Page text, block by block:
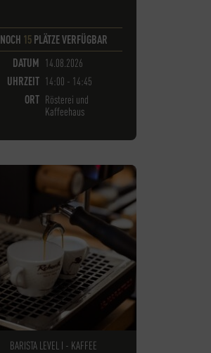
NOCH 15PLÄTZE VERFÜGBAR
DATUM 14.08.2026
UHRZEIT 14:00 - 14:45
ORT Rösterei und
Kaffeehaus
BARISTA LEVEL I - KAFFEE